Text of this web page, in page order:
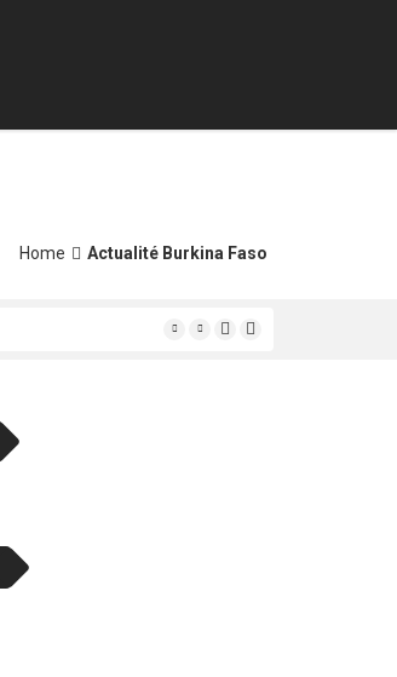
Home Actualité Burkina Faso